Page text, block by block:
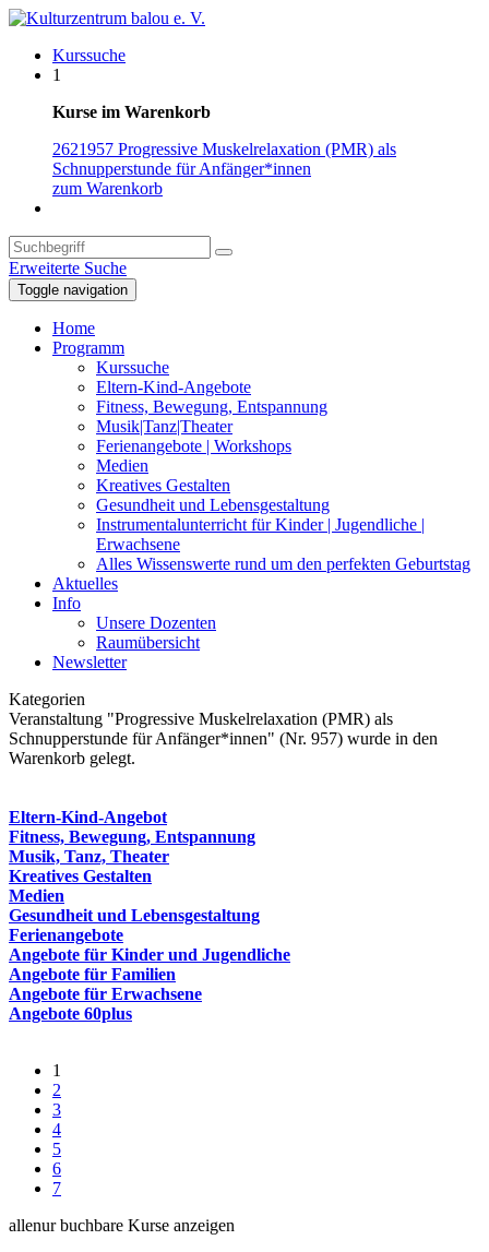
Kurssuche
1
Kurse im Warenkorb
2621957 Progressive Muskelrelaxation (PMR) als
Schnupperstunde für Anfänger*innen
zum Warenkorb
Erweiterte Suche
Toggle navigation
Home
Programm
Kurssuche
Eltern-Kind-Angebote
Fitness, Bewegung, Entspannung
Musik|Tanz|Theater
Ferienangebote | Workshops
Medien
Kreatives Gestalten
Gesundheit und Lebensgestaltung
Instrumentalunterricht für Kinder | Jugendliche |
Erwachsene
Alles Wissenswerte rund um den perfekten Geburtstag
Aktuelles
Info
Unsere Dozenten
Raumübersicht
Newsletter
Kategorien
Veranstaltung "Progressive Muskelrelaxation (PMR) als
Schnupperstunde für Anfänger*innen" (Nr. 957) wurde in den
Warenkorb gelegt.
Eltern-Kind-Angebot
Fitness, Bewegung, Entspannung
Musik, Tanz, Theater
Kreatives Gestalten
Medien
Gesundheit und Lebensgestaltung
Ferienangebote
Angebote für Kinder und Jugendliche
Angebote für Familien
Angebote für Erwachsene
Angebote 60plus
1
2
3
4
5
6
7
allenur buchbare Kurse anzeigen